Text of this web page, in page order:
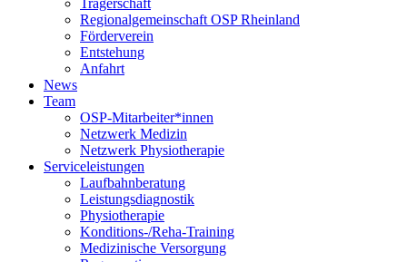
Trägerschaft
Regionalgemeinschaft OSP Rheinland
Förderverein
Entstehung
Anfahrt
News
Team
OSP-Mitarbeiter*innen
Netzwerk Medizin
Netzwerk Physiotherapie
Serviceleistungen
Laufbahnberatung
Leistungsdiagnostik
Physiotherapie
Konditions-/Reha-Training
Medizinische Versorgung